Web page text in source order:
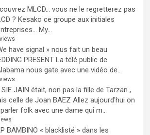
MLCD… vous ne le regretterez pas
? Kesako ce groupe aux initiales
My...
have signal » nous fait un beau
PRESENT La télé public de
nous gate avec une vidéo de...
SIE JAIN était, non pas la fille de Tarzan ,
celle de Joan BAEZ Allez aujourd'hui on
folk avec une dame qui m...
BAMBINO « blacklisté » dans les